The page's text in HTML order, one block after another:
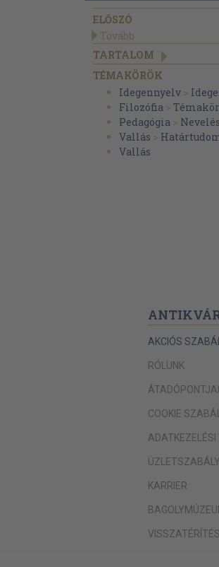
ELŐSZÓ
Tovább
TARTALOM
TÉMAKÖRÖK
Idegennyelv >
Filozófia >
Pedagógia > Nevelés
Vallás >
Vallás
AKCIÓS
RÓLUNK
COOKIE
KARRIER